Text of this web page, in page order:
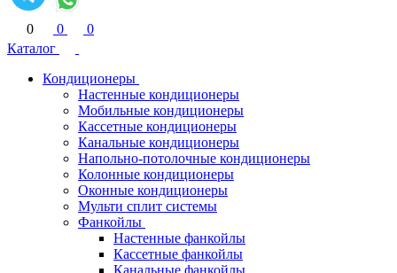
0 0
0
Каталог
Кондиционеры
Настенные кондиционеры
Мобильные кондиционеры
Кассетные кондиционеры
Канальные кондиционеры
Напольно-потолочные кондиционеры
Колонные кондиционеры
Оконные кондиционеры
Мульти сплит системы
Фанкойлы
Настенные фанкойлы
Кассетные фанкойлы
Канальные фанкойлы